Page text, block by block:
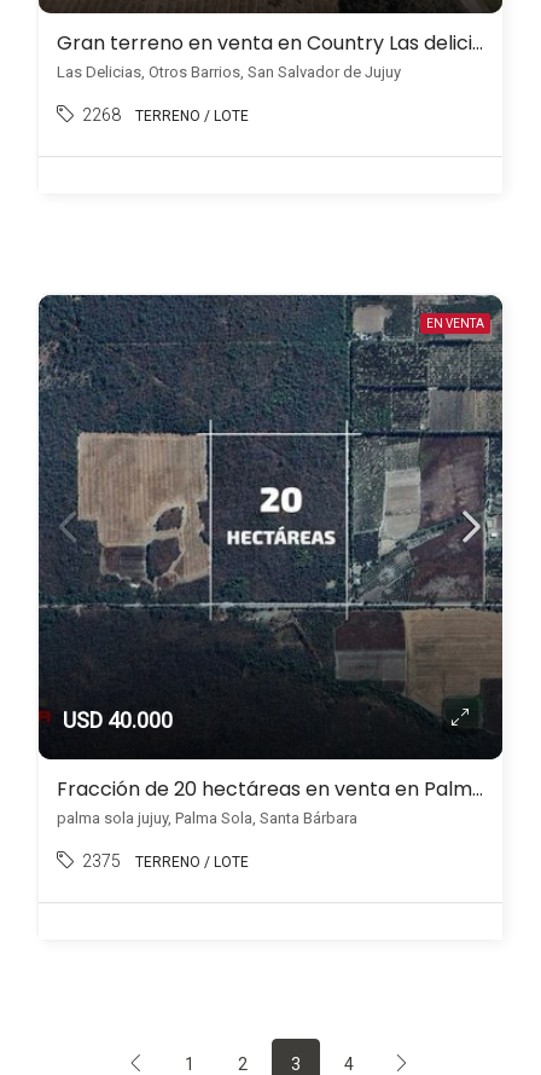
Gran terreno en venta en Country Las delicias
Las Delicias, Otros Barrios, San Salvador de Jujuy
2268 TERRENO / LOTE
EN VENTA
USD 40.000
Fracción de 20 hectáreas en venta en Palma Sola
palma sola jujuy, Palma Sola, Santa Bárbara
2375 TERRENO / LOTE
1 2 3 4